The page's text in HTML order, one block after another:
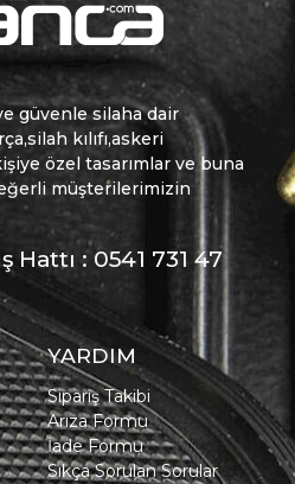
güvenle silaha dair
kılıfı,askeri
özel tasarımlar ve buna
müşterilerimizin
: 0541 731 47
YARDIM
Sipariş Takibi
Arıza Formu
İade Formu
Sıkça Sorulan Sorular